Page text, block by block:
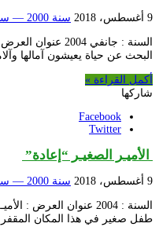
9 أغسطس، 2018 سنة 2000 — سنة 2009
السنة :
البحث عن حياة يعيشون آمالها
أكمل القراءة »
شاركها
Facebook
Twitter
الأميـر الصغيـر “إعادة”
9 أغسطس، 2018 سنة 2000 — سنة 2009
السنة : 2004 عنوان
طفل صغير في هذا المكان